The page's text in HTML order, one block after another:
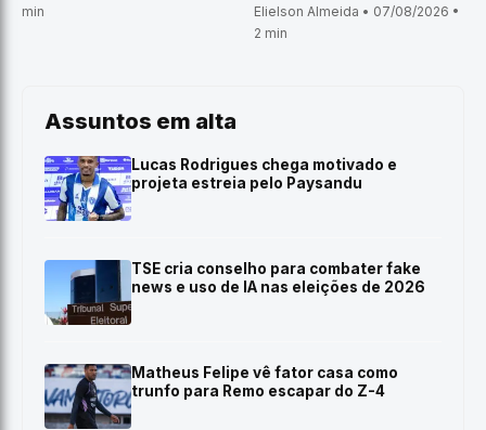
min
Elielson Almeida • 07/08/2026 •
2 min
Assuntos em alta
Lucas Rodrigues chega motivado e
projeta estreia pelo Paysandu
TSE cria conselho para combater fake
news e uso de IA nas eleições de 2026
Matheus Felipe vê fator casa como
trunfo para Remo escapar do Z-4